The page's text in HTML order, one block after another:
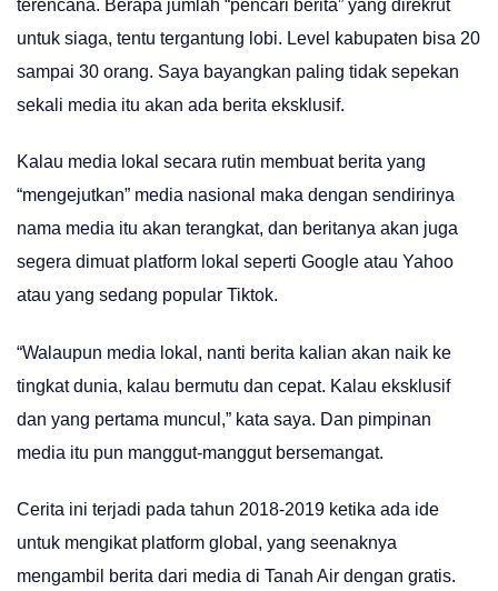
terencana. Berapa jumlah “pencari berita” yang direkrut
untuk siaga, tentu tergantung lobi. Level kabupaten bisa 20
sampai 30 orang. Saya bayangkan paling tidak sepekan
sekali media itu akan ada berita eksklusif.
Kalau media lokal secara rutin membuat berita yang
“mengejutkan” media nasional maka dengan sendirinya
nama media itu akan terangkat, dan beritanya akan juga
segera dimuat platform lokal seperti Google atau Yahoo
atau yang sedang popular Tiktok.
“Walaupun media lokal, nanti berita kalian akan naik ke
tingkat dunia, kalau bermutu dan cepat. Kalau eksklusif
dan yang pertama muncul,” kata saya. Dan pimpinan
media itu pun manggut-manggut bersemangat.
Cerita ini terjadi pada tahun 2018-2019 ketika ada ide
untuk mengikat platform global, yang seenaknya
mengambil berita dari media di Tanah Air dengan gratis.